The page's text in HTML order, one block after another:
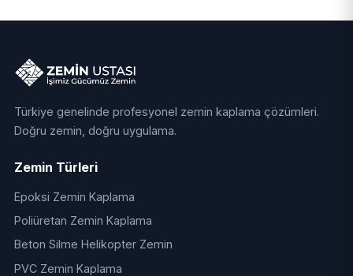
Türkiye genelinde profesyonel zemin kaplama çözümleri.
Doğru zemin, doğru uygulama.
Zemin Türleri
Epoksi Zemin Kaplama
Poliüretan Zemin Kaplama
Beton Silme Helikopter Zemin
PVC Zemin Kaplama